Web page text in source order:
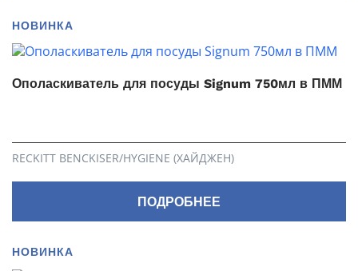
НОВИНКА
Ополаскиватель для посуды Signum 750мл в ПММ
RECKITT BENCKISER/HYGIENE (ХАЙДЖЕН)
ПОДРОБНЕЕ
НОВИНКА